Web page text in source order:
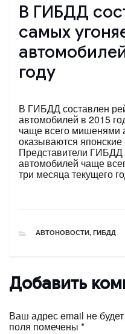
В ГИБДД
самых
году
В ГИБДД составлен
автомобилей в 2015
чаще всего мишенями
оказываются
Представители ГИБДД
автомобилей чаще
три месяца текущего
РУБРИКИ
АВТОНОВОСТИ, ГИБДД
Добавить
Ваш адрес email не
поля помечены *